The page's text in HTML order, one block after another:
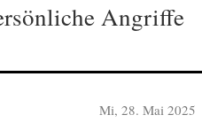
Angriffe
Mi, 28. Mai 2025